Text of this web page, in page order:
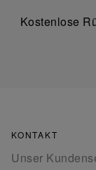
Kostenlose
KONTAKT
Unser